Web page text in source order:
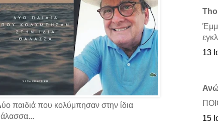
13
15
παιδιά που κολύμπησαν στην ίδια